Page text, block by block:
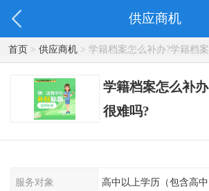
供应商机
首页> 供应商机> 学籍档案怎么补办?学籍档
学籍档案怎么补
很难吗?
服务对象 高中以上学历（包含高中